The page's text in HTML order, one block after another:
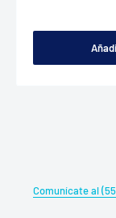
Comunícate al